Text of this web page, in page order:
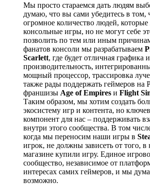
Мы просто стараемся дать людям
думаю, что вы сами убедитесь в том,
огромное количество людей,
консольные игры, но не могут себе
позволить по тем или иным
фанатов консоли мы разрабатываем
Scarlett, где будет отличная графика и
производительность,
мощный процессор, трассировка
также рады поддержать геймеров на
франшизы Age of Empires и Flight
Таким образом, мы хотим создать
экосистему игр и контента, но
компонент для нас – поддерживать
внутри этого сообщества. В том
когда мы переносим наши игры в
игрок, не должны зависеть от того, в
магазине купили игру. Единое
сообщество, независимое от
интересах самих геймеров, и мы
возможно.